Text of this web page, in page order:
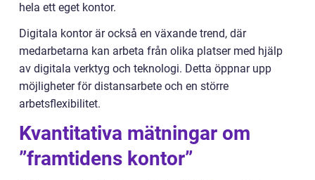
hela ett eget kontor.
Digitala kontor är också en växande trend, där
medarbetarna kan arbeta från olika platser med hjälp
av digitala verktyg och teknologi. Detta öppnar upp
möjligheter för distansarbete och en större
arbetsflexibilitet.
Kvantitativa mätningar om
”framtidens kontor”